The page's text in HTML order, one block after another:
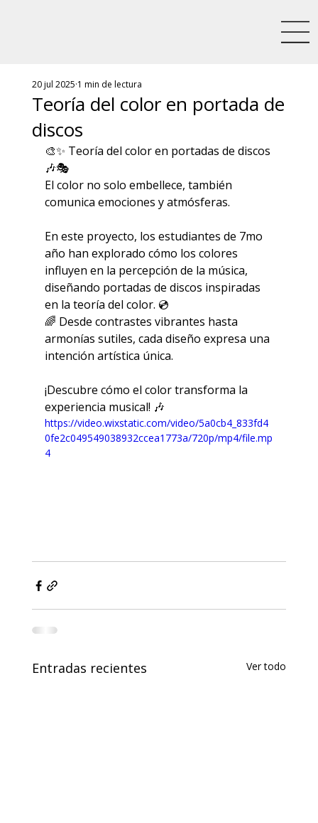
Teoría del color en portada de
discos
20 jul 2025 1 min de lectura
🎨✨ Teoría del color en portadas de discos
🎶🎭
El color no solo embellece, también
comunica emociones y atmósferas.
En este proyecto, los estudiantes de 7mo
año han explorado cómo los colores
influyen en la percepción de la música,
diseñando portadas de discos inspiradas
en la teoría del color. 💿
🌈 Desde contrastes vibrantes hasta
armonías sutiles, cada diseño expresa una
intención artística única.
¡Descubre cómo el color transforma la
experiencia musical! 🎶
https://video.wixstatic.com/video/5a0cb4_833fd4
0fe2c049549038932ccea1773a/720p/mp4/file.mp
4
Entradas recientes Ver todo